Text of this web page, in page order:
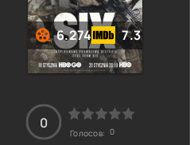
исчезает за дверью
своего дома. Этот
взгляд кажется
Джейкобу настолько
странным, что он
6.274 7.3
0
Голосов: 0